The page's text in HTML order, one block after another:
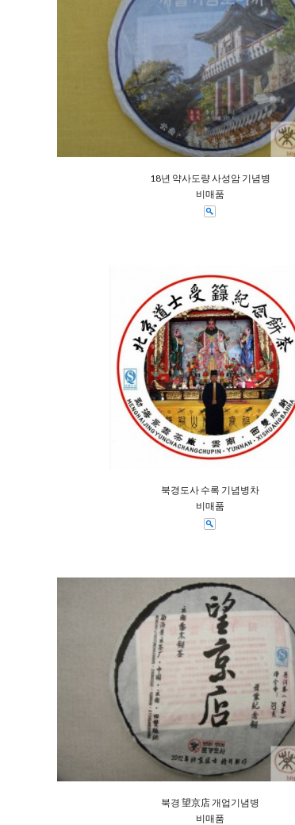
18년 약사도량 사성암 기념병
비매품
북경도사 수록 기념병차
비매품
북경 望京店 개업기념병
비매품